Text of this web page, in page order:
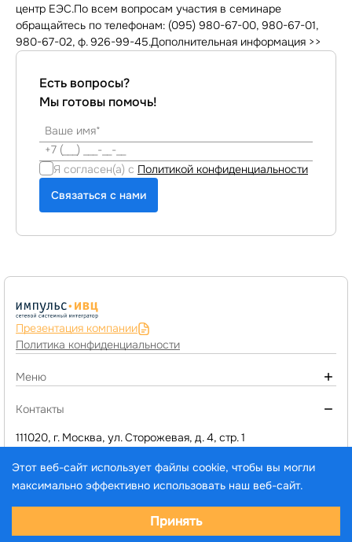
центр ЕЭС.По всем вопросам участия в семинаре
обращайтесь по телефонам: (095) 980-67-00, 980-67-01,
980-67-02, ф. 926-99-45.Дополнительная информация >>
Есть вопросы?
Мы готовы помочь!
Я согласен(а) с Политикой конфиденциальности
Связаться с нами
Презентация компании
Политика конфиденциальности
Меню
О компании
Программы 1C и сервисы
Контакты
111020, г. Москва, ул. Сторожевая, д. 4, стр. 1
d1@impuls-ivc.ru
© ООО «ИМПУЛЬС-ИВЦ», 2005–2026. Все права
Этот веб-сайт использует файлы cookie, чтобы вы могли
максимально эффективно использовать наш веб-сайт.
Выберите настройки cookie
Принять